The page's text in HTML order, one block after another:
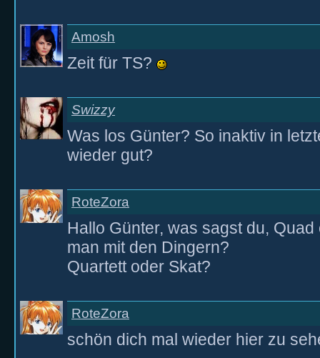
Amosh
Zeit für TS?
Swizzy
Was los Günter? So inaktiv in
wieder gut?
RoteZora
Hallo Günter, was sagst du,
man mit den Dingern?
Quartett oder Skat?
RoteZora
schön dich mal wieder hier zu